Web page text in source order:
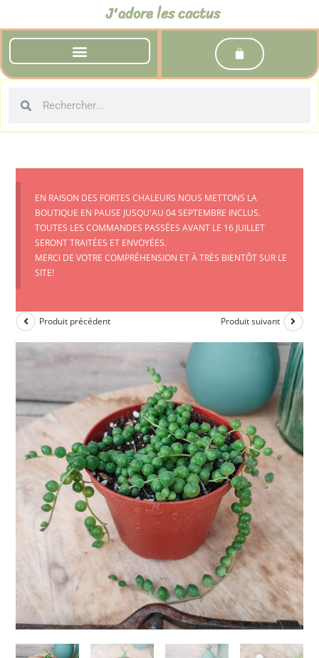
J'adore les cactus
EN RAISON DES FORTES CHALEURS NOUS METTONS LA
BOUTIQUE EN PAUSE JUSQU'AU 04 SEPTEMBRE INCLUS.
TOUTES LES COMMANDES PASSÉES AVANT LE 16 JUILLET
SERONT TRAITÉES ET ENVOYÉES.
MERCI DE VOTRE COMPRÉHENSION ET À TRÈS BIENTÔT SUR LE
SITE!
Produit précédent Produit suivant